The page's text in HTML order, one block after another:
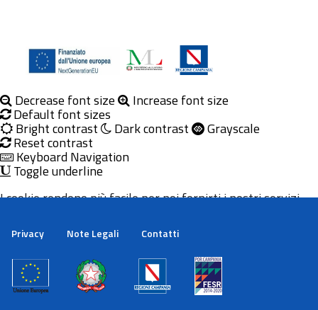
Decrease font size Increase font size
Default font sizes
Bright contrast Dark contrast Grayscale
Reset contrast
Keyboard Navigation
Toggle underline
Privacy Note Legali Contatti
I cookie rendono più facile per noi fornirti i nostri servizi.
cookie.
Maggiori informazioni